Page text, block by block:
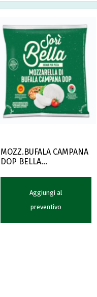
MOZZ.BUFALA CAMPANA
DOP BELLA
Aggiungi al
preventivo